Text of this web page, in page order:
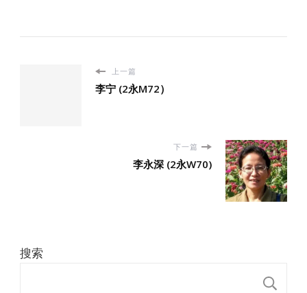
上一篇
李宁 (2永M72）
下一篇
李永深 (2永W70)
搜索